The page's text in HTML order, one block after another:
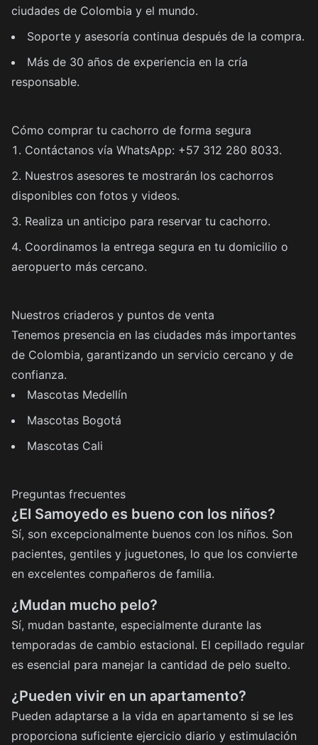
ciudades de Colombia y el mundo.
Soporte y asesoría continua después de la compra.
Más de 30 años de experiencia en la cría
responsable.
Cómo comprar tu cachorro de forma segura
Contáctanos vía WhatsApp: +57 312 280 8033.
Nuestros asesores te mostrarán los cachorros
disponibles con fotos y videos.
Realiza un anticipo para reservar tu cachorro.
Coordinamos la entrega segura en tu domicilio o
aeropuerto más cercano.
Nuestros criaderos y puntos de venta
Tenemos presencia en las ciudades más importantes
de Colombia, garantizando un servicio cercano y de
confianza.
Mascotas Medellín
Mascotas Bogotá
Mascotas Cali
Preguntas frecuentes
¿El Samoyedo es bueno con los niños?
Sí, son excepcionalmente buenos con los niños. Son
pacientes, gentiles y juguetones, lo que los convierte
en excelentes compañeros de familia.
¿Mudan mucho pelo?
Sí, mudan bastante, especialmente durante las
temporadas de cambio estacional. El cepillado regular
es esencial para manejar la cantidad de pelo suelto.
¿Pueden vivir en un apartamento?
Pueden adaptarse a la vida en apartamento si se les
proporciona suficiente ejercicio diario y estimulación